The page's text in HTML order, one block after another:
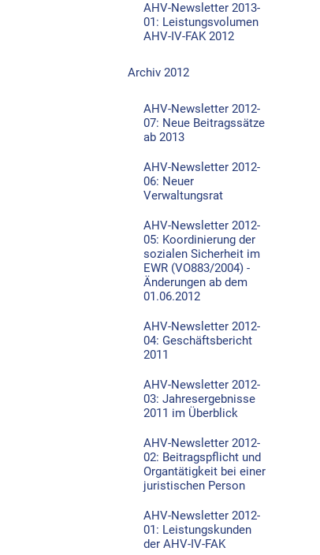
AHV-Newsletter 2013-
01: Leistungsvolumen
AHV-IV-FAK 2012
Archiv 2012
AHV-Newsletter 2012-
07: Neue Beitragssätze
ab 2013
AHV-Newsletter 2012-
06: Neuer
Verwaltungsrat
AHV-Newsletter 2012-
05: Koordinierung der
sozialen Sicherheit im
EWR (VO883/2004) -
Änderungen ab dem
01.06.2012
AHV-Newsletter 2012-
04: Geschäftsbericht
2011
AHV-Newsletter 2012-
03: Jahresergebnisse
2011 im Überblick
AHV-Newsletter 2012-
02: Beitragspflicht und
Organtätigkeit bei einer
juristischen Person
AHV-Newsletter 2012-
01: Leistungskunden
der AHV-IV-FAK